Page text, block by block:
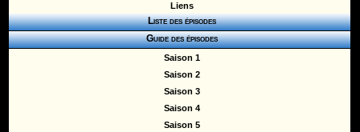
Liens
Liste des épisodes
Guide des épisodes
Saison 1
Saison 2
Saison 3
Saison 4
Saison 5